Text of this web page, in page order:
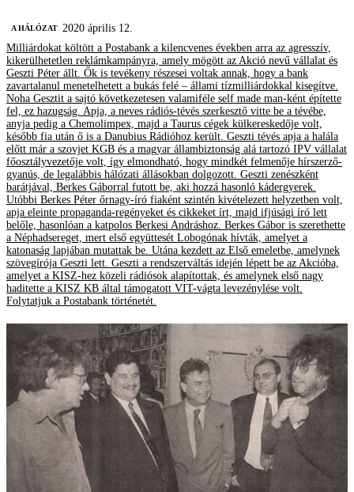
A HÁLÓZAT 2020 április 12.
Milliárdokat költött a Postabank a kilencvenes években arra az agresszív,
kikerülhetetlen reklámkampányra, amely mögött az Akció nevű vállalat és
Geszti Péter állt. Ők is tevékeny részesei voltak annak, hogy a bank
zavartalanul menetelhetett a bukás felé – állami tízmilliárdokkal kisegítve.
Noha Gesztit a sajtó következetesen valamiféle self made man-ként építette
fel, ez hazugság. Apja, a neves rádiós-tévés szerkesztő vitte be a tévébe,
anyja pedig a Chemolimpex, majd a Taurus cégek külkereskedője volt,
később fia után ő is a Danubius Rádióhoz került. Geszti tévés apja a halála
előtt már a szovjet KGB és a magyar állambiztonság alá tartozó IPV vállalat
főosztályvezetője volt, így elmondható, hogy mindkét felmenője hírszerző-
gyanús, de legalábbis hálózati állásokban dolgozott. Geszti zenészként
barátjával, Berkes Gáborral futott be, aki hozzá hasonló kádergyerek.
Utóbbi Berkes Péter őrnagy-író fiaként szintén kivételezett helyzetben volt,
apja eleinte propaganda-regényeket és cikkeket írt, majd ifjúsági író lett
belőle, hasonlóan a katpolos Berkesi Andráshoz. Berkes Gábor is szerethette
a Néphadsereget, mert első együttesét Lobogónak hívták, amelyet a
katonaság lapjában mutattak be. Utána kezdett az Első emeletbe, amelynek
szövegírója Geszti lett. Geszti a rendszerváltás idején lépett be az Akcióba,
amelyet a KISZ-hez közeli rádiósok alapítottak, és amelynek első nagy
haditette a KISZ KB által támogatott VIT-vágta levezénylése volt.
Folytatjuk a Postabank történetét.